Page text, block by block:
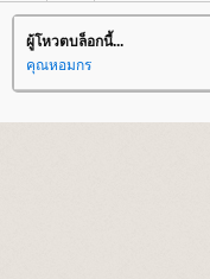
ผู้โหวตบล็อกนี้...
คุณหอมกร